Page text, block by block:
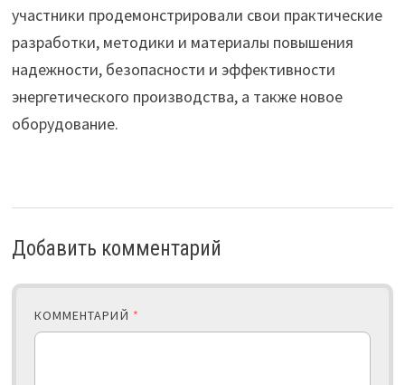
участники продемонстрировали свои практические
разработки, методики и материалы повышения
надежности, безопасности и эффективности
энергетического производства, а также новое
оборудование.
Добавить комментарий
КОММЕНТАРИЙ *